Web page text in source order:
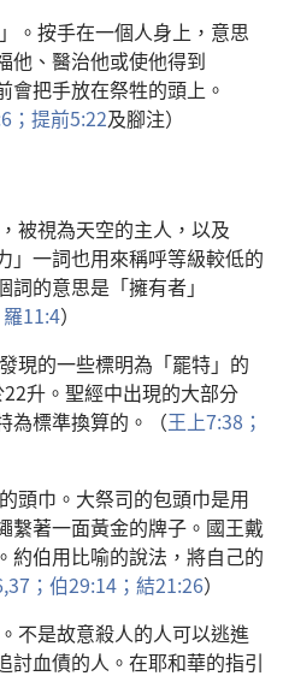
。 按手在一個人身上 ， 意思
他 、 醫治他或使他得到
會把手放在祭牲的頭上 。
； 提前5:22及腳注）
， 被視為天空的主人 ， 以及
」 一詞也用來稱呼等級較低的
詞的意思是 「擁有者」
羅11:4）
發現的一些標明為 「罷特」 的
22升 。 聖經中出現的大部分
為標準換算的 。（王上7:38；
的頭巾 。 大祭司的包頭巾是用
繫著一面黃金的牌子 。 國王戴
。 約伯用比喻的說法 ， 將自己的
； 伯29:14； 結21:26）
。 不是故意殺人的人可以逃進
討血債的人 。 在耶和華的指引